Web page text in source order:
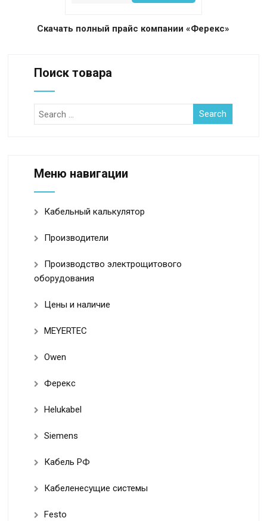
Скачать полный прайс компании «Ферекс»
Поиск товара
Меню навигации
Кабельный калькулятор
Производители
Производство электрощитового
оборудования
Цены и наличие
MEYERTEC
Owen
Ферекс
Helukabel
Siemens
Кабель РФ
Кабеленесущие системы
Festo